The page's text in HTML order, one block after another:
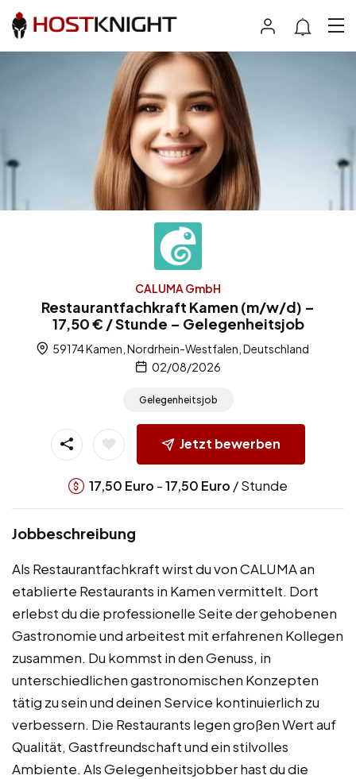
CALUMA GmbH
Restaurantfachkraft Kamen (m/w/d) –
17,50 € / Stunde – Gelegenheitsjob
59174 Kamen, Nordrhein-Westfalen, Deutschland
02/08/2026
Gelegenheitsjob
Jetzt bewerben
17,50 Euro -17,50 Euro / Stunde
Jobbeschreibung
Als Restaurantfachkraft wirst du von CALUMA an
etablierte Restaurants in Kamen vermittelt. Dort
erlebst du die professionelle Seite der gehobenen
Gastronomie und arbeitest mit erfahrenen Kollegen
zusammen. Du kommst in den Genuss, in
unterschiedlichen gastronomischen Konzepten
tätig zu sein und deinen Service kontinuierlich zu
verbessern. Die Restaurants legen großen Wert auf
Qualität, Gastfreundschaft und ein stilvolles
Ambiente. Als Gelegenheitsjobber hast du die